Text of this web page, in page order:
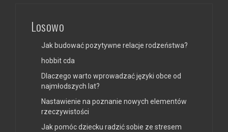
Losowo
Jak budować pozytywne relacje rodzeństwa?
hobbit cda
Dlaczego warto wprowadzać języki obce od
najmłodszych lat?
Nastawienie na poznanie nowych elementów
rzeczywistości
Jak pomóc dziecku radzić sobie ze stresem